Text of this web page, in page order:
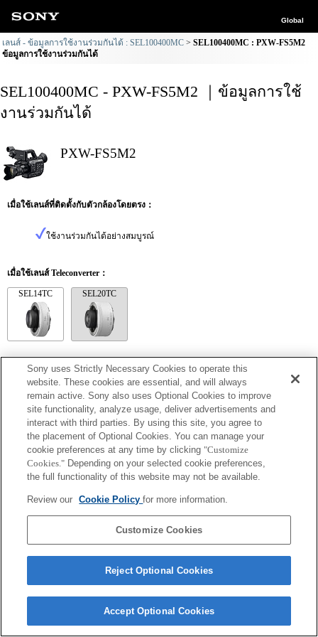
Global
เลนส์ - ข้อมูลการใช้งานร่วมกันได้ : SEL100400MC
SEL100400MC : PXW-FS5M2
ข้อมูลการใช้งานร่วมกันได้
SEL100400MC - PXW-FS5M2 ｜ข้อมูลการใช้
งานร่วมกันได้
PXW-FS5M2
เมื่อใช้เลนส์ที่ติดตั้งกับตัวกล้องโดยตรง：
ใช้งานร่วมกันได้อย่างสมบูรณ์
เมื่อใช้เลนส์ Teleconverter：
SEL14TC SEL20TC
SEL14TC
ใช้งานร่วมกันได้อย่างสมบูรณ์
Copyright 2026 Sony Corporation
Sony uses Strictly Necessary Cookies to operate this
website. These cookies are essential, and will always
remain active. Sony also uses Optional Cookies to improve
site functionality, analyze usage, deliver advertisements and
interact with third parties. By using this site, you agree to
the placement of Optional Cookies. You can manage your
cookie preferences at any time by clicking "Customize
Cookies." Depending on your selected cookie preferences,
the full functionality of this website may not be available.
Review our Cookie Policyfor more information.
Customize Cookies
Reject Optional Cookies
Accept Optional Cookies